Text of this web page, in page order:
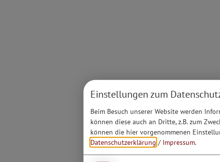
Einstellungen zum
Beim Besuch unserer Website werden
können diese auch an Dritte, z.B. zum
können die hier vorgenommenen
Datenschutzerklärung / Impressum.